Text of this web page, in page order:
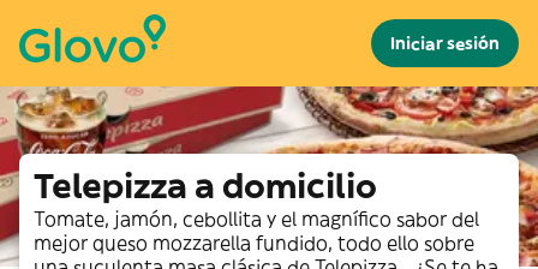
Iniciar sesión
Telepizza a domicilio
Tomate, jamón, cebollita y el magnífico sabor del
mejor queso mozzarella fundido, todo ello sobre